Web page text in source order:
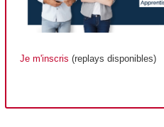
Je m'inscris (replays disponibles)